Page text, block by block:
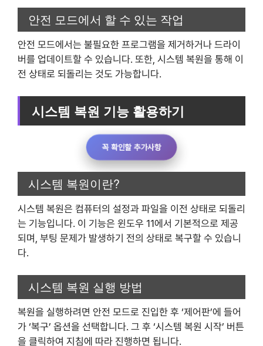
안전 모드에서 할 수 있는 작업
안전 모드에서는 불필요한 프로그램을 제거하거나 드라이
버를 업데이트할 수 있습니다. 또한, 시스템 복원을 통해 이
전 상태로 되돌리는 것도 가능합니다.
시스템 복원 기능 활용하기
꼭 확인할 추가사항
시스템 복원이란?
시스템 복원은 컴퓨터의 설정과 파일을 이전 상태로 되돌리
는 기능입니다. 이 기능은 윈도우 11에서 기본적으로 제공
되며, 부팅 문제가 발생하기 전의 상태로 복구할 수 있습니
다.
시스템 복원 실행 방법
복원을 실행하려면 안전 모드로 진입한 후 ‘제어판’에 들어
가 ‘복구’ 옵션을 선택합니다. 그 후 ‘시스템 복원 시작’ 버튼
을 클릭하여 지침에 따라 진행하면 됩니다.